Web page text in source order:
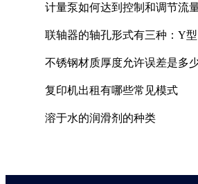
计量泵如何达到控制和调节流
联轴器的轴孔形式有三种：Y
不锈钢材质厚度允许误差是多
复印机出租有哪些常见模式
溶于水的润滑剂的种类